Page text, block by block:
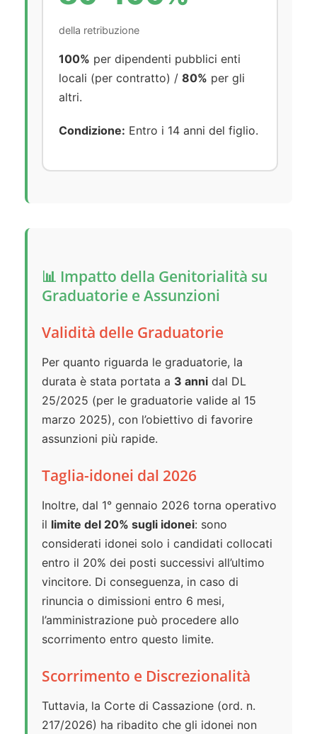
della retribuzione
100% per dipendenti pubblici enti
locali (per contratto) / 80% per gli
altri.
Condizione: Entro i 14 anni del figlio.
📊 Impatto della Genitorialità su
Graduatorie e Assunzioni
Validità delle Graduatorie
Per quanto riguarda le graduatorie, la
durata è stata portata a 3 anni dal DL
25/2025 (per le graduatorie valide al 15
marzo 2025), con l’obiettivo di favorire
assunzioni più rapide.
Taglia-idonei dal 2026
Inoltre, dal 1° gennaio 2026 torna operativo
il limite del 20% sugli idonei: sono
considerati idonei solo i candidati collocati
entro il 20% dei posti successivi all’ultimo
vincitore. Di conseguenza, in caso di
rinuncia o dimissioni entro 6 mesi,
l’amministrazione può procedere allo
scorrimento entro questo limite.
Scorrimento e Discrezionalità
Tuttavia, la Corte di Cassazione (ord. n.
217/2026) ha ribadito che gli idonei non